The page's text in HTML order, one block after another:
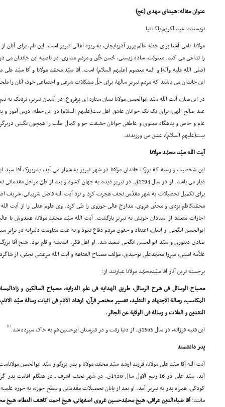
عنوان مقاله: شیداى مهدى (عج)
نویسنده: عبدالکریم پاک نیا
مولانا، نامى آشنا براى خطه عالم پرور آذربایجان، به ویژه اهالى تبریز است. این نام، براى
را تداعى مى کند. معنویّت، ساده زیستى، حُسن خُلق و مردم مدارى، در ناصیه این خاندان مى
(صلى الله علیه وآله) و ائمه معصوم (علیهم السلام) است. آقا سیّد محمّد مولانا و آقا سیّد
این خاندان مى باشند که مردم تبریز سالها، براى حلّ مشکلات شرعى و اجتماعى خود، آنان را
در این میان، آیت الله سیّد ابوالحسن مولانا بسان ستاره اى پرفروغ، در آسمان تبریز، نزدیک
عبد صالح الهى، براى تک تک جوانان عاشق اهل بیت(علیهم السلام) در این خطه، درس آموز و
عام و خاص و پناهگاه معنوى و عاطفى جوانان حقیقت جو و کمال طلب را همچون نگینى
بیت(علیهم السلام)، عشق مى ورزیدند.
آیت الله سیّد محمّد مولانا
این شخصیت وارسته که بزرگ خاندان مولانا در شهر تبریز به شمار مى آید، پدربزرگ آقا سید
دیار مى باشد. او در سال 1294ق. در تبریز دیده به جهان گشود و بعد از طىّ
براى تکمیل تحصیلات به شهر مقدّس نجف هجرت کرد و نزد آیت الله فاضل شربیانى، شریف
محمّدکاظم یزدى و محقّق غروى، مدارج عالى حوزوى را طى کرد. وى علوم عقلى را از آیت الله
اجازات متعدد از استادان خویش به تبریز بازگشت. آیت الله سیّد محمّد مولانا، همدوش با
ابوالحسن انگجى از ایمان، اعتقاد و حقوق مردم دفاع نمود و به علت مقاومت دلیرانه در
صادق دینورى و سیّد ابوالحسن انگجى تبعید شد. او اهل فکر، اندیشه و قلم بود. شیخ آقا
علاّمه امینى، میرزا محمّدعلى توحیدى، مؤلف مصباح الفقاهه و آیت الله مرعشى نجفى، از
برجسته ترین آثار آقا سیّدمحمّد مولانا عبارتند از:
مصباح الوسائل فى شرح الرسائل، طریق الهدایه فى علم الدرایه، مصباح السالکین و
المکاسب، رسالة الاجتهاد و التقلید، تفسیر مختصر قرآن، ارشاد الانام فى اثبات رسالة سیّد
النقدین و الغلات و رسالة فى الولایة عن الجائر.
این فقیه فرزانه، در سال 1363ق. از دنیا رفت و در قبرستان ابوحسین قم به خاک سپرده شد.
[1]
پدر دانشمند
آیت الله آقا سیّد على مولانا، فرزند ارشد سیّد محمّد مولانا و پدر بزرگوار سیّد ابوالحسن
آید. سیّد على در 16 ربیع الاول سال 1320ق. در شهر نجف اشرف ـ
کودکى، همراه پدر به تبریز آمد. او بعد از پایان تحصیلات مقدماتى و سطح حوزه، به حوزه
مانند:آقا ضیاءالدین عراقى، شیخ محمّدحسین غروى اصفهانى، شیخ احمد کاشف الغطاء،